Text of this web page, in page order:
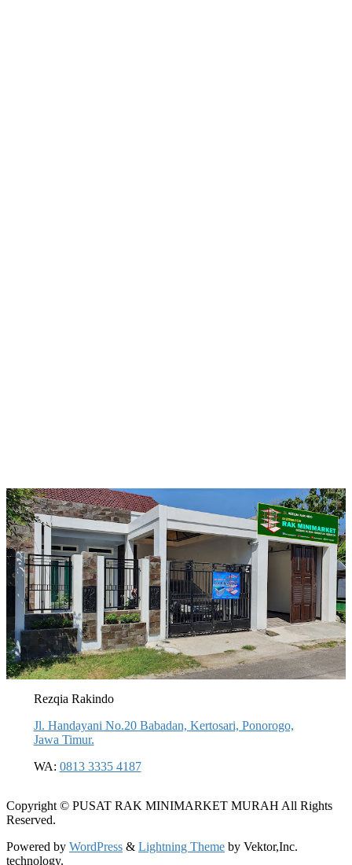
Rezqia Rakindo
Jl. Handayani No.20 Babadan, Kertosari, Ponorogo,
Jawa Timur.
WA: 0813 3335 4187
Copyright © PUSAT RAK MINIMARKET MURAH All Rights
Reserved.
Powered by WordPress & Lightning Theme by Vektor,Inc.
technology.